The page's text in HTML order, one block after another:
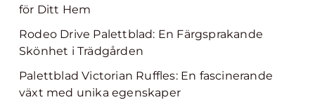
för Ditt Hem
Rodeo Drive Palettblad: En Färgsprakande
Skönhet i Trädgården
Palettblad Victorian Ruffles: En fascinerande
växt med unika egenskaper